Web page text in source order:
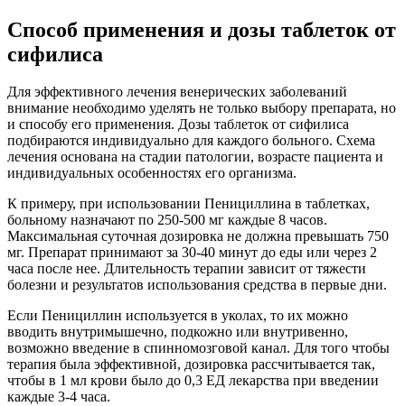
Способ применения и дозы таблеток от
сифилиса
Для эффективного лечения венерических заболеваний
внимание необходимо уделять не только выбору препарата, но
и способу его применения. Дозы таблеток от сифилиса
подбираются индивидуально для каждого больного. Схема
лечения основана на стадии патологии, возрасте пациента и
индивидуальных особенностях его организма.
К примеру, при использовании Пенициллина в таблетках,
больному назначают по 250-500 мг каждые 8 часов.
Максимальная суточная дозировка не должна превышать 750
мг. Препарат принимают за 30-40 минут до еды или через 2
часа после нее. Длительность терапии зависит от тяжести
болезни и результатов использования средства в первые дни.
Если Пенициллин используется в уколах, то их можно
вводить внутримышечно, подкожно или внутривенно,
возможно введение в спинномозговой канал. Для того чтобы
терапия была эффективной, дозировка рассчитывается так,
чтобы в 1 мл крови было до 0,3 ЕД лекарства при введении
каждые 3-4 часа.